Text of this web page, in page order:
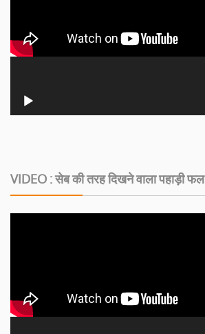
VIDEO : सेब की तरह दिखने वाला पहाड़ी फल